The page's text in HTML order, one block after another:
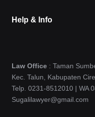
Help & Info
Law Office : Taman
Kec. Talun, Kabupaten
Telp. 0231-8512010 | WA
Sugalilawyer@gmail.com